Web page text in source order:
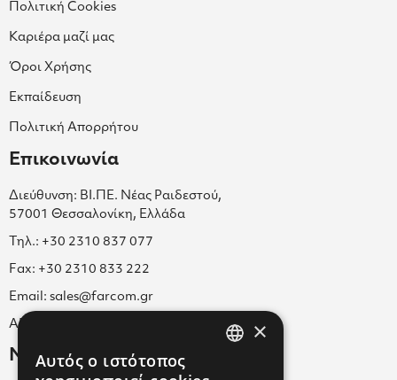
Πολιτική Cookies
Καριέρα μαζί μας
Όροι Χρήσης
Εκπαίδευση
Πολιτική Απορρήτου
Επικοινωνία
Διεύθυνση: ΒΙ.ΠΕ. Νέας Ραιδεστού,
57001 Θεσσαλονίκη, Ελλάδα
Τηλ.: +30 2310 837 077
Fax: +30 2310 833 222
Email: sales@farcom.gr
ΑΡ.Γ.Ε.ΜΗ. 038365205000
Newsletter
×
Αυτός ο ιστότοπος